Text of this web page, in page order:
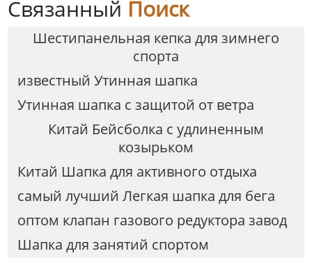
Связанный Поиск
Шестипанельная кепка для зимнего
спорта
известный Утинная шапка
Утинная шапка с защитой от ветра
Китай Бейсболка с удлиненным
козырьком
Китай Шапка для активного отдыха
самый лучший Легкая шапка для бега
оптом клапан газового редуктора завод
Шапка для занятий спортом